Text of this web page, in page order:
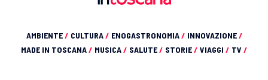
AMBIENTE/ CULTURA/ ENOGASTRONOMIA/ INNOVAZIONE/
MADE IN TOSCANA/ MUSICA/ SALUTE/ STORIE/ VIAGGI / TV /